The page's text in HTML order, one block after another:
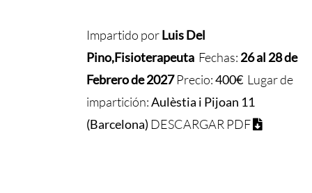
Impartido porLuis Del
Pino,Fisioterapeuta Fechas: 26 al 28 de
Febrero de 2027Precio:400€ Lugar de
impartición:Aulèstia i Pijoan 11
(Barcelona) DESCARGAR PDF